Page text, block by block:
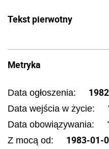
Tekst pierwotny
Metryka
Data ogłoszenia:
Data wejścia w życie:
Data obowiązywania:
Z mocą od: 1983-01-